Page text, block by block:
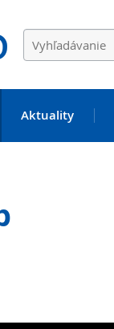
Aktuality